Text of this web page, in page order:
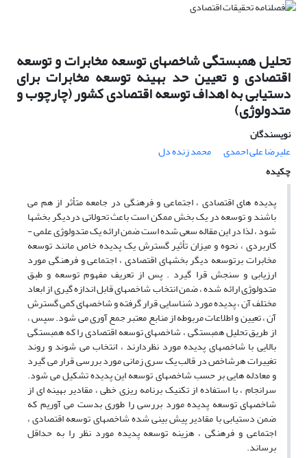
تحلیل همبستگی شاخصهای توسعه مخابرات و توسعه
اقتصادی و تعیین حد بهینه توسعه مخابرات برای
دستیابی به اهداف توسعه اقتصادی کشور (چارچوب و
متدولوژی)
نویسندگان
علیرضا علی احمدی
محمد زنده دل
چکیده
پدیده های اقتصادی ، اجتماعی و فرهنگی در جامعه متأثر از هم می
باشند و توسعه در یک بخش ممکن است باعث تحولاتی دردیگر بخشها
شود ، لذا در این مقاله سعی شده است ضمن ارائه یک متدولوژی علمی -
کاربردی ، نحوه و میزان تأثیر گسترش یک پدیده خاص مانند توسعه
مخابرات برتوسعه دیگر بخشهای اقتصادی ، اجتماعی و فرهنگی مورد
ارزیابی و سنجش قرا گیرد . پس از تعریف مفهوم توسعه و طبق
متدولوژی ارائه شده ، ضمن انتخاب شاخصهای قابل اندازه گیری از ابعاد
مختلف آن ، پدیده مورد شناسایی قرار گرفته و شاخصهای کمی گسترش
آن ، تعیین و اطلاعات مربوطه از منابع معتبر جمع آوری می شود. سپس ،
از طریق تحلیل همبستگی ، شاخصهای توسعه اقتصادی را که همبستگی
بالایی با شاخصهای پدیده مورد نظردارند ، انتخاب می شوند و روند
تغییرات هرشاخص در قالب یک سری زمانی مورد بررسی قرار می گیرد
و معادله هایی بر حسب شاخصهای توسعه این پدیده تشکیل می شود.
سرانجام ، با استفاده از تکنیک برنامه ریزی خطی ، مقادیر بهینه ای از
شاخصهای توسعه پدیده مورد بررسی را طوری بدست می آوریم که
ضمن دستیابی با مقادیر پیش بینی شده شاخصهای توسعه اقتصادی ،
اجتماعی و فرهنگی ، هزینه توسعه پدیده مورد نظر را به حداقل
برساند.